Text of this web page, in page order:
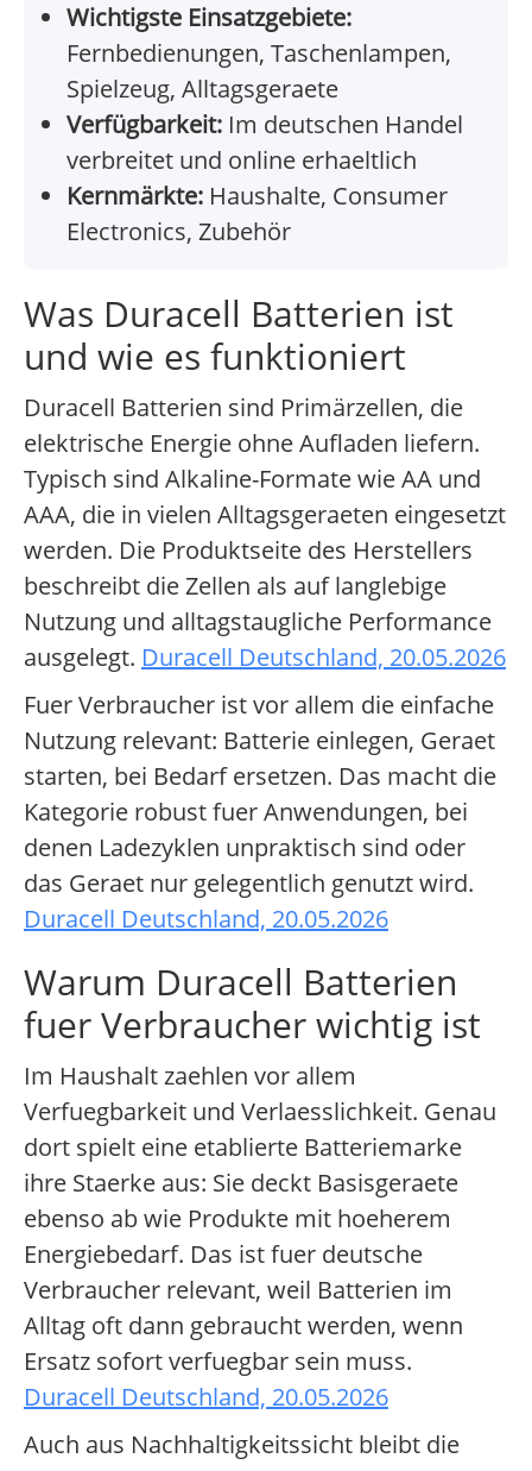
Wichtigste Einsatzgebiete:
Fernbedienungen, Taschenlampen,
Spielzeug, Alltagsgeraete
Verfügbarkeit: Im deutschen Handel
verbreitet und online erhaeltlich
Kernmärkte: Haushalte, Consumer
Electronics, Zubehör
Was Duracell Batterien ist
und wie es funktioniert
Duracell Batterien sind Primärzellen, die
elektrische Energie ohne Aufladen liefern.
Typisch sind Alkaline-Formate wie AA und
AAA, die in vielen Alltagsgeraeten eingesetzt
werden. Die Produktseite des Herstellers
beschreibt die Zellen als auf langlebige
Nutzung und alltagstaugliche Performance
ausgelegt. Duracell Deutschland, 20.05.2026
Fuer Verbraucher ist vor allem die einfache
Nutzung relevant: Batterie einlegen, Geraet
starten, bei Bedarf ersetzen. Das macht die
Kategorie robust fuer Anwendungen, bei
denen Ladezyklen unpraktisch sind oder
das Geraet nur gelegentlich genutzt wird.
Duracell Deutschland, 20.05.2026
Warum Duracell Batterien
fuer Verbraucher wichtig ist
Im Haushalt zaehlen vor allem
Verfuegbarkeit und Verlaesslichkeit. Genau
dort spielt eine etablierte Batteriemarke
ihre Staerke aus: Sie deckt Basisgeraete
ebenso ab wie Produkte mit hoeherem
Energiebedarf. Das ist fuer deutsche
Verbraucher relevant, weil Batterien im
Alltag oft dann gebraucht werden, wenn
Ersatz sofort verfuegbar sein muss.
Duracell Deutschland, 20.05.2026
Auch aus Nachhaltigkeitssicht bleibt die